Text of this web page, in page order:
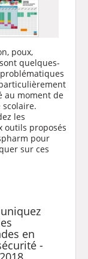
poux,
quelques-
au moment de
les
outils proposés
pour
sur ces
en
-